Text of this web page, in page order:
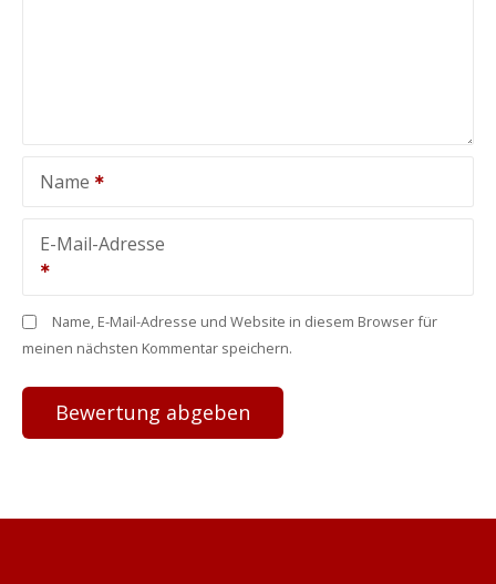
Name
E-Mail-Adresse
Name, E-Mail-Adresse und Website in diesem Browser für
meinen nächsten Kommentar speichern.